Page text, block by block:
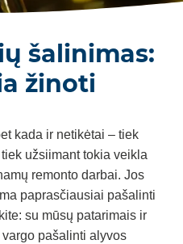
šalinimas:
žinoti
kada ir netikėtai – tiek
užsiimant tokia veikla
remonto darbai. Jos
paprasčiausiai pašalinti
su mūsų patarimais ir
pašalinti alyvos